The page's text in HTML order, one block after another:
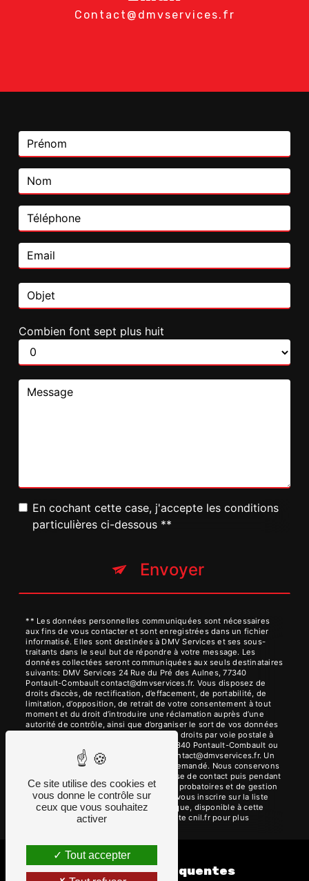
contact@dmvservices.fr
Combien font sept plus huit
En cochant cette case, j'accepte les conditions
particulières ci-dessous **
Envoyer
** Les données personnelles communiquées sont nécessaires
aux fins de vous contacter et sont enregistrées dans un fichier
informatisé. Elles sont destinées à DMV Services et ses sous-
traitants dans le seul but de répondre à votre message. Les
données collectées seront communiquées aux seuls destinataires
suivants: DMV Services 24 Rue du Pré des Aulnes, 77340
Pontault-Combault contact@dmvservices.fr. Vous disposez de
droits d’accès, de rectification, d’effacement, de portabilité, de
limitation, d’opposition, de retrait de votre consentement à tout
moment et du droit d’introduire une réclamation auprès d’une
autorité de contrôle, ainsi que d’organiser le sort de vos données
post-mortem. Vous pouvez exercer ces droits par voie postale à
l'adresse 24 Rue du Pré des Aulnes, 77340 Pontault-Combault ou
par courrier électronique à l'adresse contact@dmvservices.fr. Un
justificatif d'identité pourra vous être demandé. Nous conservons
vos données pendant la période de prise de contact puis pendant
la durée de prescription légale aux fins probatoires et de gestion
des contentieux. Vous avez le droit de vous inscrire sur la liste
d'opposition au démarchage téléphonique, disponible à cette
Bloctel.gouv.fr
. Consultez le site cnil.fr pour plus
Recherches fréquentes
Ce site utilise des cookies et
vous donne le contrôle sur
ceux que vous souhaitez
activer
Tout accepter